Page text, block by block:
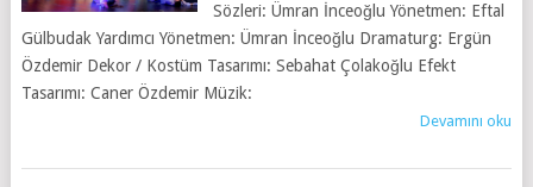
Sözleri: Ümran İnceoğlu Yönetmen: Eftal
Gülbudak Yardımcı Yönetmen: Ümran İnceoğlu Dramaturg: Ergün
Özdemir Dekor / Kostüm Tasarımı: Sebahat Çolakoğlu Efekt
Tasarımı: Caner Özdemir Müzik:
Devamını oku